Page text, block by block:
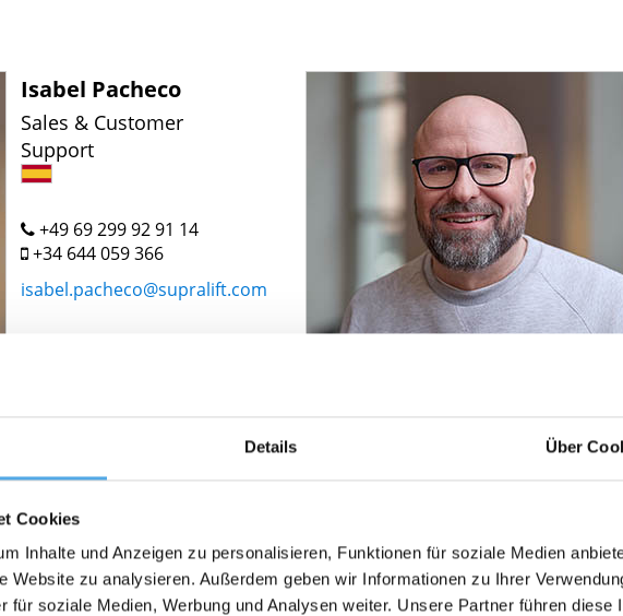
Details Über
Cookies
Inhalte und Anzeigen zu personalisieren, Funktionen für soziale Medien
Website zu analysieren. Außerdem geben wir Informationen zu Ihrer
für soziale Medien, Werbung und Analysen weiter. Unsere Partner führen diese
Isabel Pacheco
Sales & Customer
Support
+49 69 299 92 91 14
+34 644 059 366
isabel.pacheco@supralift.com
Dr. Alexander Lang
+49 69 299 92 91 12
alexander.lang@supralift.com